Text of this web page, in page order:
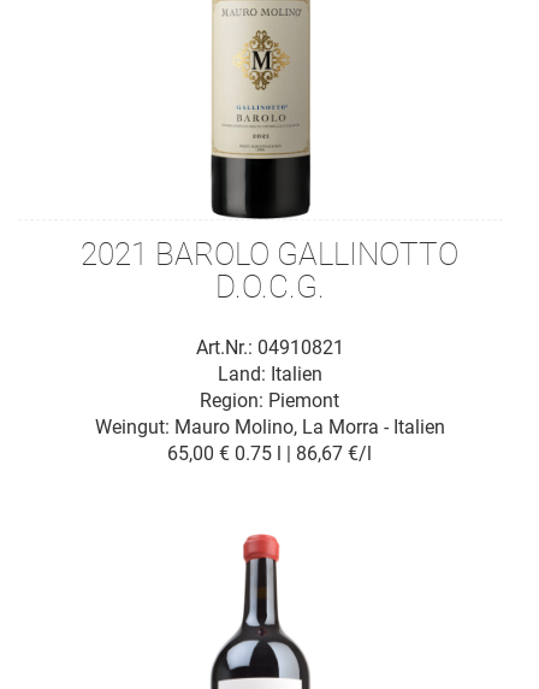
2021 BAROLO GALLINOTTO
D.O.C.G.
Art.Nr.: 04910821
Region: Piemont
Weingut: Mauro Molino, La Morra - Italien
Land: Italien
65,00 € 0.75 l | 86,67 €/l